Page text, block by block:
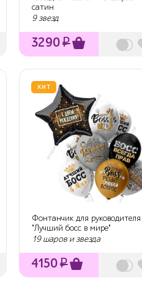
сатин
9 звезд
3290₽
ХИТ
Фонтанчик для руководителя
"Лучший босс в мире"
19 шаров и звезда
4150₽